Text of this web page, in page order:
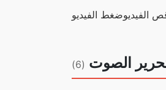
ضغط الفيديوالفيديو
الصوت (6)